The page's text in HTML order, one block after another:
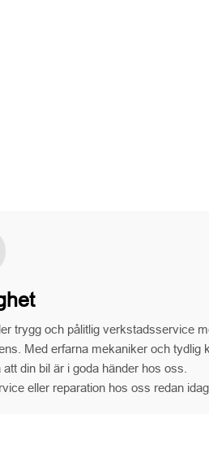
trygg och pålitlig verkstadsservice
Med erfarna mekaniker och tydlig
din bil är i goda händer hos oss.
eller reparation hos oss redan idag.